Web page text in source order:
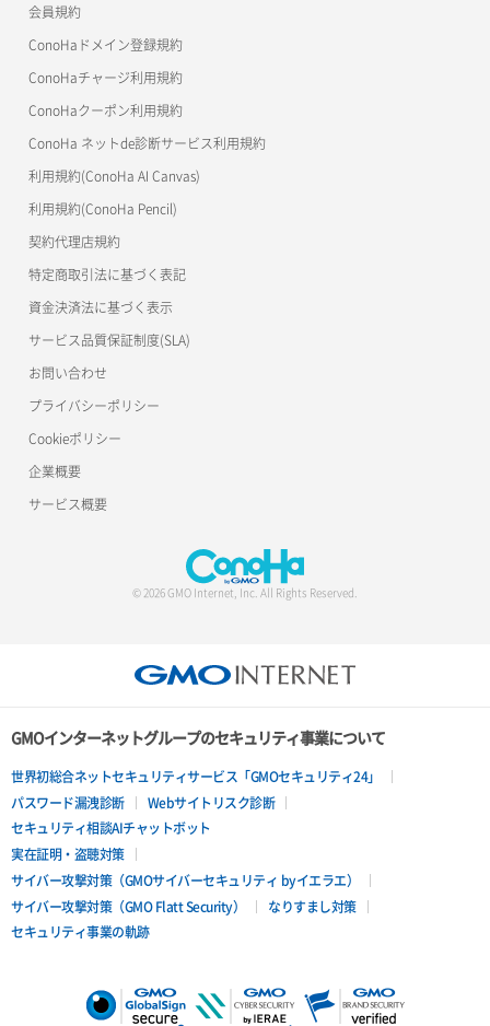
メンバー追加
リスナー作成
リスナー削除
リスナー更新
リスナー詳細取得
ロードバランサー一覧取得
ロードバランサー削除
ロードバランサー更新
ロードバランサー詳細取得
ロードバランサー追加
コンテナ削除
ラージオブジェクトアップロード(DLO)
一時的Web公開
ConoHa for GAME
OpenStack CLI
Terraform
s3cmd
公開API(ConoHa VPS Ver.2.0)
会員規約
ConoHaドメイン登録規約
ConoHaチャージ利用規約
ConoHaクーポン利用規約
ConoHa ネットde診断サービス利用規約
利用規約(ConoHa AI Canvas)
利用規約(ConoHa Pencil)
契約代理店規約
特定商取引法に基づく表記
資金決済法に基づく表示
サービス品質保証制度(SLA)
お問い合わせ
プライバシーポリシー
Cookieポリシー
企業概要
サービス概要
© 2026 GMO Internet, Inc. All Rights Reserved.
GMOインターネットグループのセキュリティ事業について
世界初総合ネットセキュリティサービス「GMOセキュリティ24」
パスワード漏洩診断
Webサイトリスク診断
セキュリティ相談AIチャットボット
実在証明・盗聴対策
サイバー攻撃対策（GMOサイバーセキュリティ byイエラエ）
サイバー攻撃対策（GMO Flatt Security）
なりすまし対策
セキュリティ事業の軌跡